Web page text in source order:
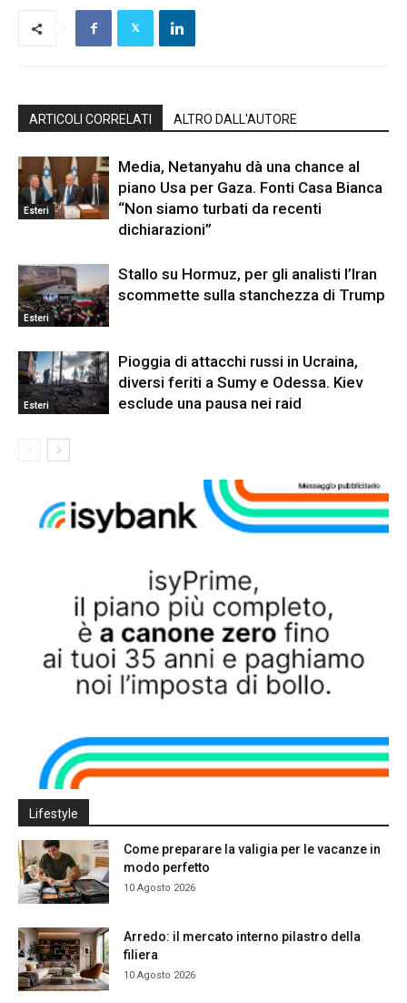
ARTICOLI CORRELATI ALTRO DALL'AUTORE
Esteri
Media, Netanyahu dà una chance al
piano Usa per Gaza. Fonti Casa Bianca
“Non siamo turbati da recenti
dichiarazioni”
Esteri
Stallo su Hormuz, per gli analisti l’Iran
scommette sulla stanchezza di Trump
Esteri
Pioggia di attacchi russi in Ucraina,
diversi feriti a Sumy e Odessa. Kiev
esclude una pausa nei raid
Lifestyle
Come preparare la valigia per le vacanze in
modo perfetto
10 Agosto 2026
Arredo: il mercato interno pilastro della
filiera
10 Agosto 2026